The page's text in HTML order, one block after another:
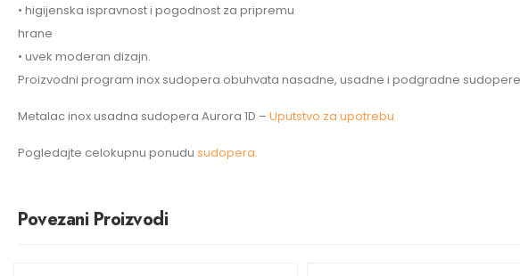
• higijenska ispravnost i pogodnost za pripremu
hrane
• uvek moderan dizajn.
Proizvodni program inox sudopera obuhvata nasadne, usadne i podgradne
Metalac inox usadna sudopera Aurora 1D – Uputstvo za upotrebu
Pogledajte celokupnu ponudu sudopera.
Povezani Proizvodi